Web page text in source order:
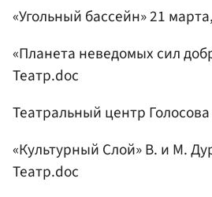
«Угольный бассейн» 21
«Планета неведомых сил
Театр.doc
Театральный центр Голосова
«Культурный Слой» В. и М.
Театр.doc